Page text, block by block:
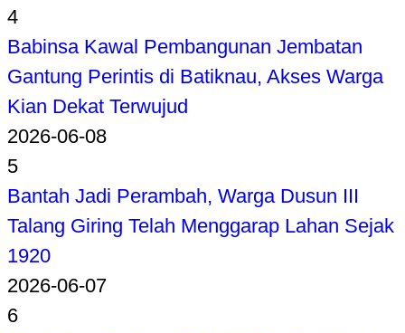
4
Babinsa Kawal Pembangunan Jembatan
Gantung Perintis di Batiknau, Akses Warga
Kian Dekat Terwujud
2026-06-08
5
Bantah Jadi Perambah, Warga Dusun III
Talang Giring Telah Menggarap Lahan Sejak
1920
2026-06-07
6